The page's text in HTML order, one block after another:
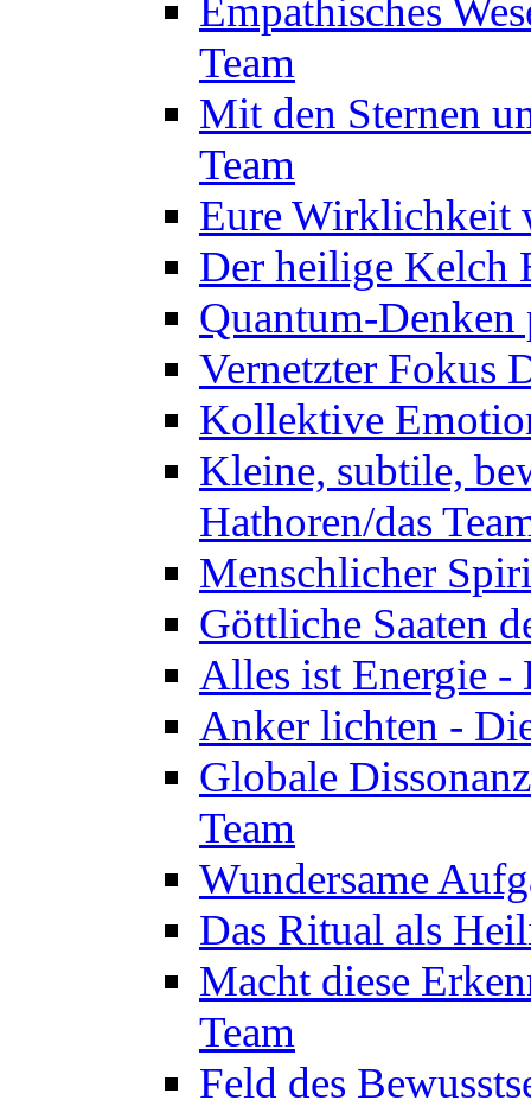
Empathisches
Team
Mit den Sternen
Team
Eure Wirklichkeit
Der heilige Kelch
Quantum-Denken
Vernetzter Fokus
Kollektive
Kleine, subtile,
Hathoren/das
Menschlicher
Göttliche Saaten
Alles ist Energie -
Anker lichten -
Globale
Team
Wundersame
Das Ritual als
Macht diese
Team
Feld des